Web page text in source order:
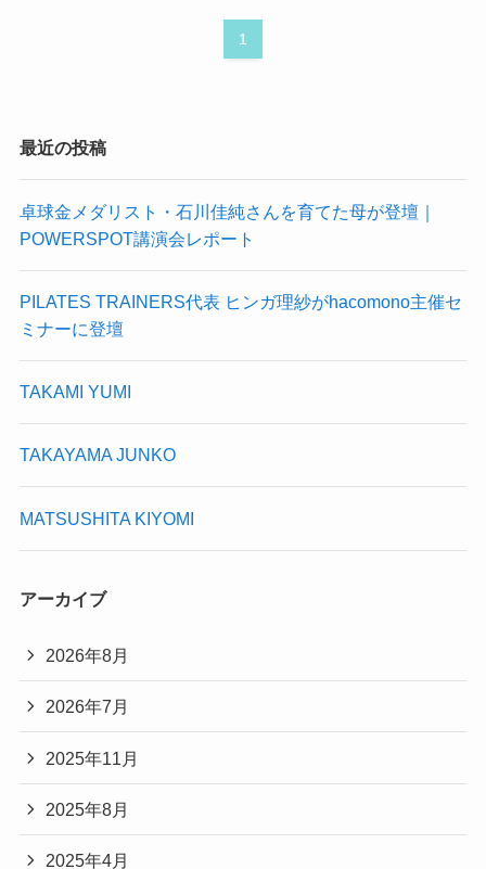
1
最近の投稿
卓球金メダリスト・石川佳純さんを育てた母が登壇｜
POWERSPOT講演会レポート
PILATES TRAINERS代表 ヒンガ理紗がhacomono主催セ
ミナーに登壇
TAKAMI YUMI
TAKAYAMA JUNKO
MATSUSHITA KIYOMI
アーカイブ
2026年8月
2026年7月
2025年11月
2025年8月
2025年4月